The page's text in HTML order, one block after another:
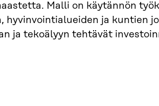
Malli on käytännön
hyvinvointialueiden ja kuntien
ja tekoälyyn tehtävät